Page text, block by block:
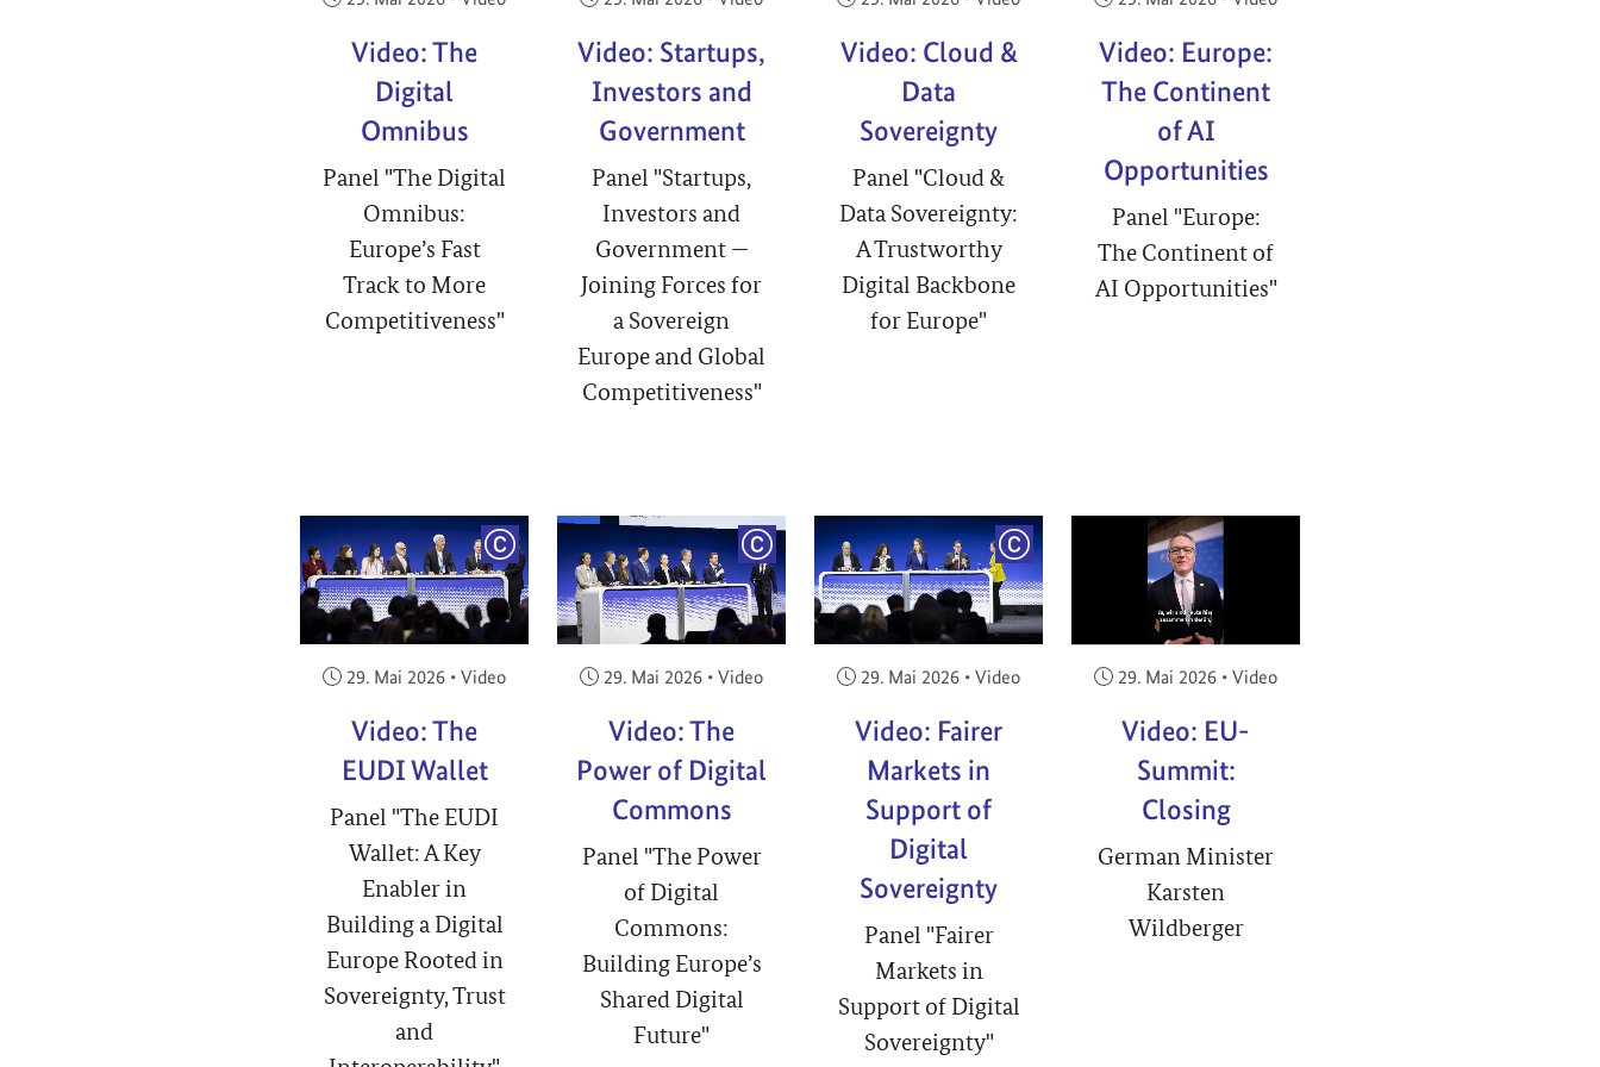
Video: The
Digital
Omnibus
Panel "The Digital
Omnibus:
Europe’s Fast
Track to More
Competitiveness"
Video: Startups,
Investors and
Government
Panel "Startups,
Investors and
Government —
Joining Forces for
a Sovereign
Europe and Global
Competitiveness"
Video: Cloud &
Data
Sovereignty
Panel "Cloud &
Data Sovereignty:
A Trustworthy
Digital Backbone
for Europe"
Video: Europe:
The Continent
of AI
Opportunities
Panel "Europe:
The Continent of
AI Opportunities"
COPYRIGHT
Veröffentlicht am:
29. Mai 2026 • Video
Video: The
EUDI Wallet
Panel "The EUDI
Wallet: A Key
Enabler in
Building a Digital
Europe Rooted in
Sovereignty, Trust
and
COPYRIGHT
Veröffentlicht am:
29. Mai 2026 • Video
Video: The
Power of Digital
Commons
Panel "The Power
of Digital
Commons:
Building Europe’s
Shared Digital
Future"
COPYRIGHT
Veröffentlicht am:
29. Mai 2026 • Video
Video: Fairer
Markets in
Support of
Digital
Sovereignty
Panel "Fairer
Markets in
Support of Digital
Sovereignty"
Veröffentlicht am:
29. Mai 2026 • Video
Video: EU-
Summit:
Closing
German Minister
Karsten
Wildberger